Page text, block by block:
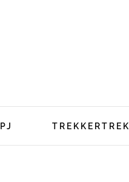
TREKKERTREK